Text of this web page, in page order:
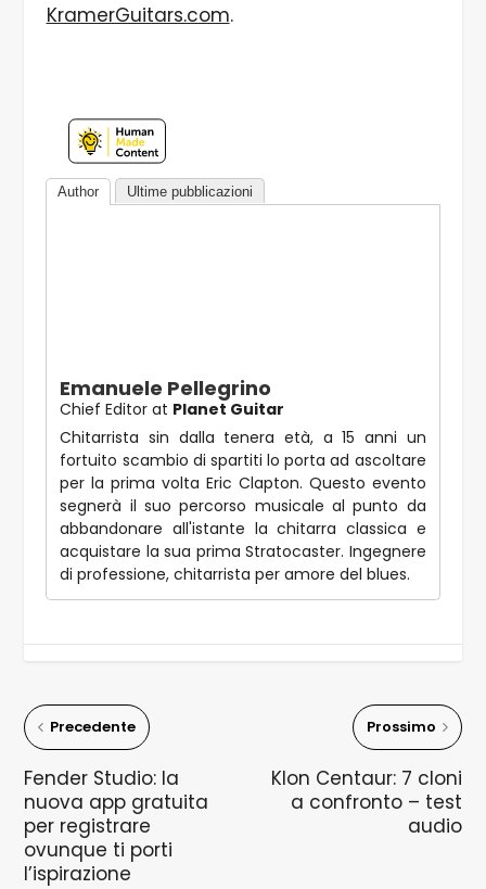
KramerGuitars.com.
Author Ultime pubblicazioni
Emanuele Pellegrino
Chief Editor at Planet Guitar
Chitarrista sin dalla tenera età, a 15 anni un
fortuito scambio di spartiti lo porta ad ascoltare
per la prima volta Eric Clapton. Questo evento
segnerà il suo percorso musicale al punto da
abbandonare all'istante la chitarra classica e
acquistare la sua prima Stratocaster. Ingegnere
di professione, chitarrista per amore del blues.
Precedente
Fender Studio: la
nuova app gratuita
per registrare
ovunque ti porti
l’ispirazione
Prossimo
Klon Centaur: 7 cloni
a confronto – test
audio